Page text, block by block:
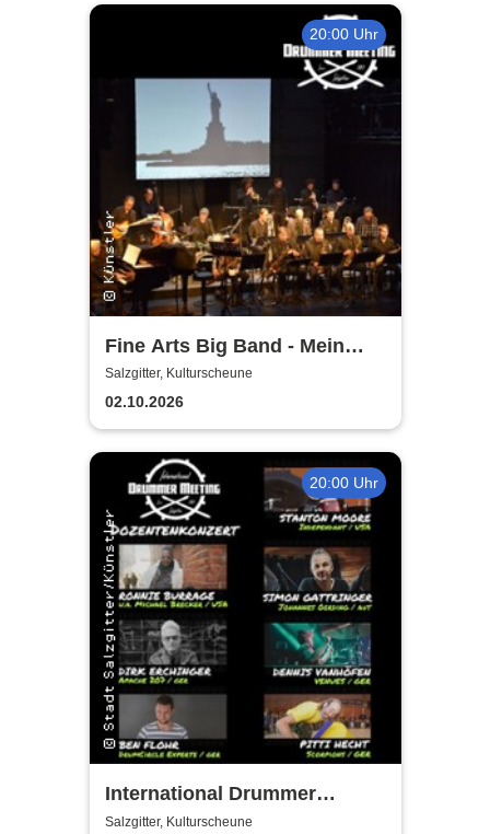
20:00 Uhr
Fine Arts Big Band - Mein
amerikanischer Traum - True
Stories
Salzgitter, Kulturscheune
02.10.2026
20:00 Uhr
International Drummer
Meeting Konzert |
Salzgitter, Kulturscheune